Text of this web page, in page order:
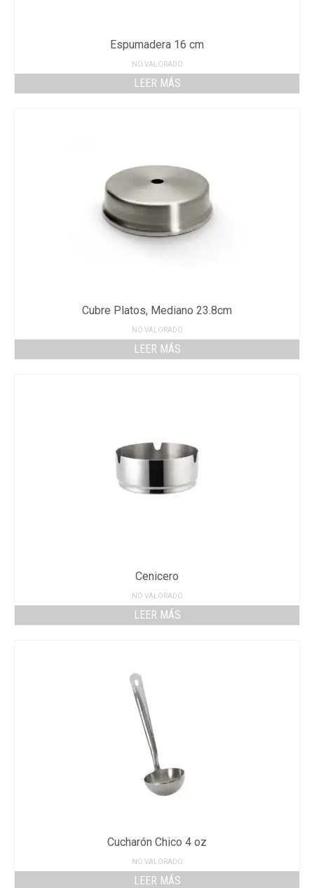
Espumadera 16 cm
NO VALORADO
LEER MÁS
Cubre Platos, Mediano 23.8cm
NO VALORADO
LEER MÁS
Cenicero
NO VALORADO
LEER MÁS
Cucharón Chico 4 oz
NO VALORADO
LEER MÁS